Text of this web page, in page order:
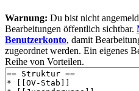
Warnung: Du bist nicht
Bearbeitungen öffentlich sichtbar.
Benutzerkonto, damit
zugeordnet werden. Ein eigenes
Reihe von Vorteilen.